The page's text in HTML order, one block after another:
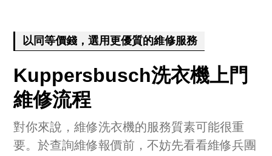
以同等價錢，選用更優質的維修服務
Kuppersbusch洗衣機上門
維修流程
對你來說，維修洗衣機的服務質素可能很重
要。於查詢維修報價前，不妨先看看維修兵團